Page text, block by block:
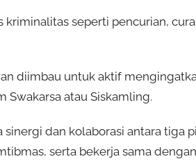
seperti pencurian,
diimbau untuk aktif
atau Siskamling.
dan kolaborasi antara tiga
serta bekerja sama